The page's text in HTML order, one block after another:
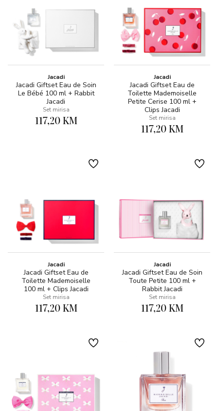
Jacadi
Jacadi Giftset Eau de Soin
Le Bébé 100 ml + Rabbit
Jacadi
Set mirisa
117,20 KM
Jacadi
Jacadi Giftset Eau de
Toilette Mademoiselle
Petite Cerise 100 ml +
Clips Jacadi
Set mirisa
117,20 KM
Jacadi
Jacadi Giftset Eau de
Toilette Mademoiselle
100 ml + Clips Jacadi
Set mirisa
117,20 KM
Jacadi
Jacadi Giftset Eau de Soin
Toute Petite 100 ml +
Rabbit Jacadi
Set mirisa
117,20 KM